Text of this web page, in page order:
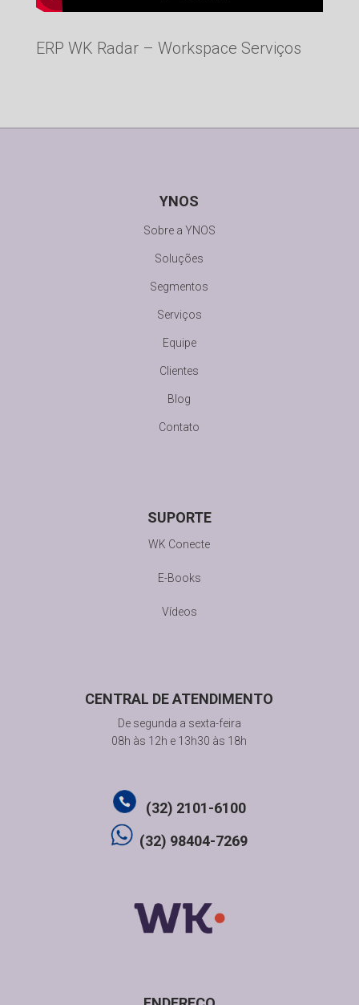
ERP WK Radar – Workspace Serviços
YNOS
Sobre a YNOS
Soluções
Segmentos
Serviços
Equipe
Clientes
Blog
Contato
SUPORTE
WK Conecte
E-Books
Vídeos
CENTRAL DE ATENDIMENTO
De segunda a sexta-feira
08h às 12h e 13h30 às 18h
(32) 2101-6100
(32) 98404-7269